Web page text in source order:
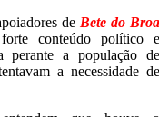
de Bete do Broa
forte conteúdo político e
perante a população de
a necessidade de